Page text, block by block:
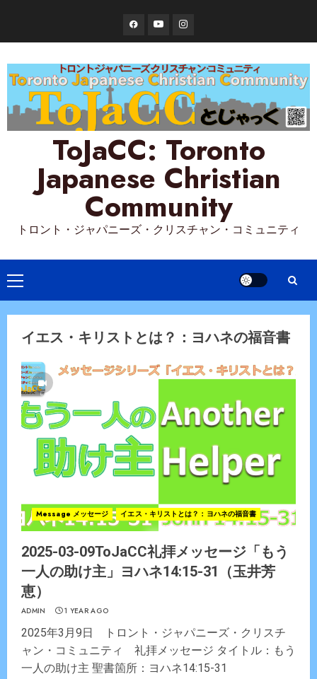
content
FacebookYouTubeInstagram
ToJaCC: Toronto
Japanese Christian
Community
トロント・ジャパニーズ・クリスチャン・コミュニティ
Primary
Menu
イエス・キリストとは？：ヨハネの福音書
Message メッセージ イエス・キリストとは？：ヨハネの福音書
2025-03-09ToJaCC礼拝メッセージ「もう
一人の助け主」ヨハネ14:15-31（玉井芳
恵）
ADMIN 1 YEAR AGO
2025年3月9日 トロント・ジャパニーズ・クリスチ
ャン・コミュニティ 礼拝メッセージ タイトル：もう
一人の助け主 聖書箇所：ヨハネ14:15-31